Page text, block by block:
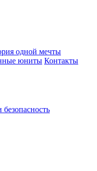
одной мечты
юниты Контакты
безопасность